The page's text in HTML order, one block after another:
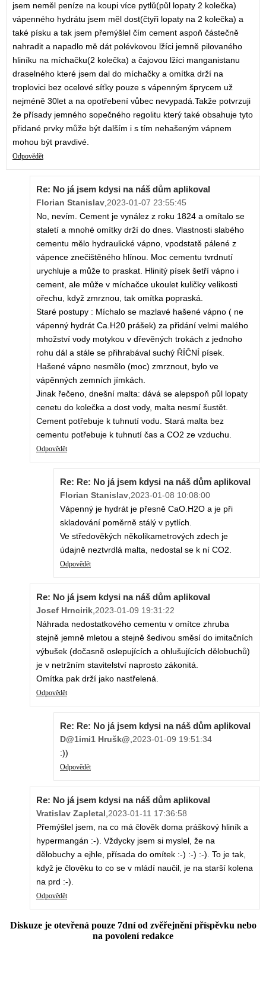
jsem neměl peníze na koupi více pytlů(půl lopaty 2 kolečka)
vápenného hydrátu jsem měl dost(čtyři lopaty na 2 kolečka) a
také písku a tak jsem přemýšlel čím cement aspoň částečně
nahradit a napadlo mě dát polévkovou lžíci jemně pilovaného
hliníku na míchačku(2 kolečka) a čajovou lžíci manganistanu
draselného které jsem dal do míchačky a omítka drží na
troplovici bez ocelové síťky pouze s vápenným šprycem už
nejméně 30let a na opotřebení vůbec nevypadá.Takže potvrzuji
že přísady jemného sopečného regolitu který také obsahuje tyto
přidané prvky může být dalším i s tím nehašeným vápnem
mohou být pravdivé.
Odpovědět
Re: No já jsem kdysi na náš dům aplikoval
Florian Stanislav 2023-01-07 23:55:45
No, nevím. Cement je vynález z roku 1824 a omítalo se
staletí a mnohé omítky drží do dnes. Vlastnosti slabého
cementu mělo hydraulické vápno, vpodstatě pálené z
vápence znečištěného hlínou. Moc cementu tvrdnutí
urychluje a může to praskat. Hlinitý písek šetří vápno i
cement, ale může v míchačce ukoulet kuličky velikosti
ořechu, když zmrznou, tak omítka popraská.
Staré postupy : Míchalo se mazlavé hašené vápno ( ne
vápenný hydrát Ca.H20 prášek) za přidání velmi malého
mhožství vody motykou v dřevěných trokách z jednoho
rohu dál a stále se přihrabával suchý ŘÍČNÍ písek.
Hašené vápno nesmělo (moc) zmrznout, bylo ve
vápěnných zemních jímkách.
Jinak řečeno, dnešní malta: dává se alepspoň půl lopaty
cenetu do kolečka a dost vody, malta nesmí šustět.
Cement potřebuje k tuhnutí vodu. Stará malta bez
cementu potřebuje k tuhnutí čas a CO2 ze vzduchu.
Odpovědět
Re: Re: No já jsem kdysi na náš dům aplikoval
Florian Stanislav 2023-01-08 10:08:00
Vápenný je hydrát je přesně CaO.H2O a je při
skladování poměrně stálý v pytlích.
Ve středověkých několikametrových zdech je
údajně neztvrdlá malta, nedostal se k ní CO2.
Odpovědět
Re: No já jsem kdysi na náš dům aplikoval
Josef Hrncirik 2023-01-09 19:31:22
Náhrada nedostatkového cementu v omítce zhruba
stejně jemně mletou a stejně šedivou směsí do imitačních
výbušek (dočasně oslepujících a ohlušujících dělobuchů)
je v netržním stavitelství naprosto zákonitá.
Omítka pak drží jako nastřelená.
Odpovědět
Re: Re: No já jsem kdysi na náš dům aplikoval
D@1imi1 Hrušk@ 2023-01-09 19:51:34
:))
Odpovědět
Re: No já jsem kdysi na náš dům aplikoval
Vratislav Zapletal 2023-01-11 17:36:58
Přemýšlel jsem, na co má člověk doma práškový hliník a
hypermangán :-). Vždycky jsem si myslel, že na
dělobuchy a ejhle, přísada do omítek :-) :-) :-). To je tak,
když je člověku to co se v mládí naučil, je na starší kolena
na prd :-).
Odpovědět
Diskuze je otevřená pouze 7dní od zvěřejnění příspěvku nebo
na povolení redakce